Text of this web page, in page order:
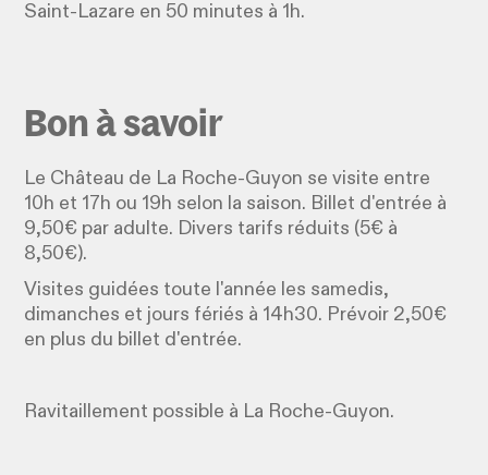
Saint-Lazare en 50 minutes à 1h.
Bon à savoir
Le Château de La Roche-Guyon se visite entre
10h et 17h ou 19h selon la saison. Billet d'entrée à
9,50€ par adulte. Divers tarifs réduits (5€ à
8,50€).
Visites guidées toute l'année les samedis,
dimanches et jours fériés à 14h30. Prévoir 2,50€
en plus du billet d'entrée.
Ravitaillement possible à La Roche-Guyon.